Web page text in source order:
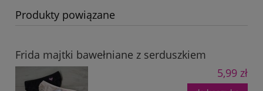
Produkty powiązane
Frida majtki bawełniane z serduszkiem
5,99 zł